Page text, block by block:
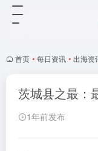
首页 • 每日资讯 • 出海资
茨城县之最：
1年前发布